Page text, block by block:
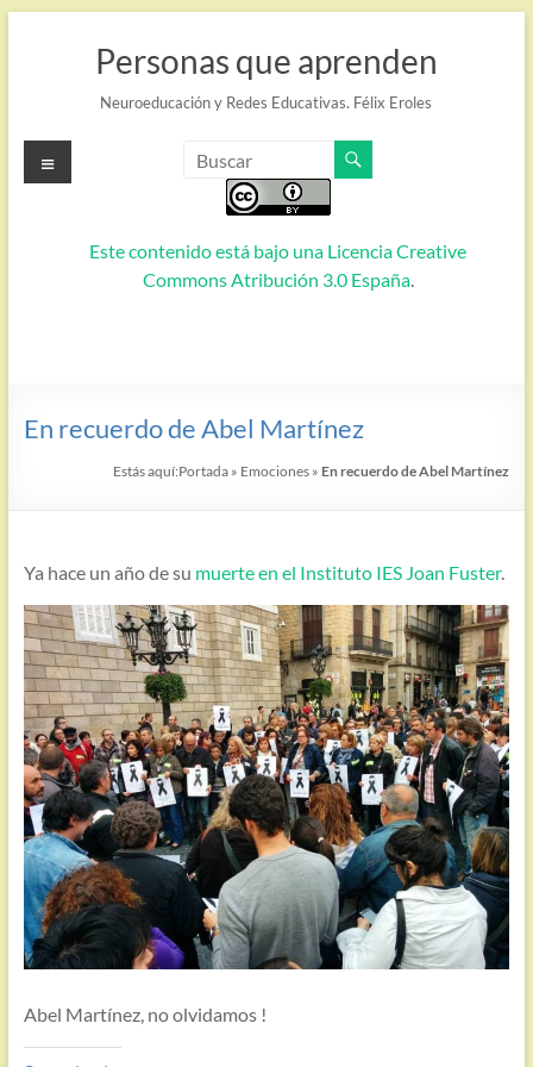
Personas que aprenden
Neuroeducación y Redes Educativas. Félix Eroles
Este contenido está bajo una Licencia Creative
Commons Atribución 3.0 España.
Menú
En recuerdo de Abel Martínez
Estás aquí:Portada » Emociones » En recuerdo de Abel Martínez
Ya hace un año de su muerte en el Instituto IES Joan Fuster.
Abel Martínez, no olvidamos !